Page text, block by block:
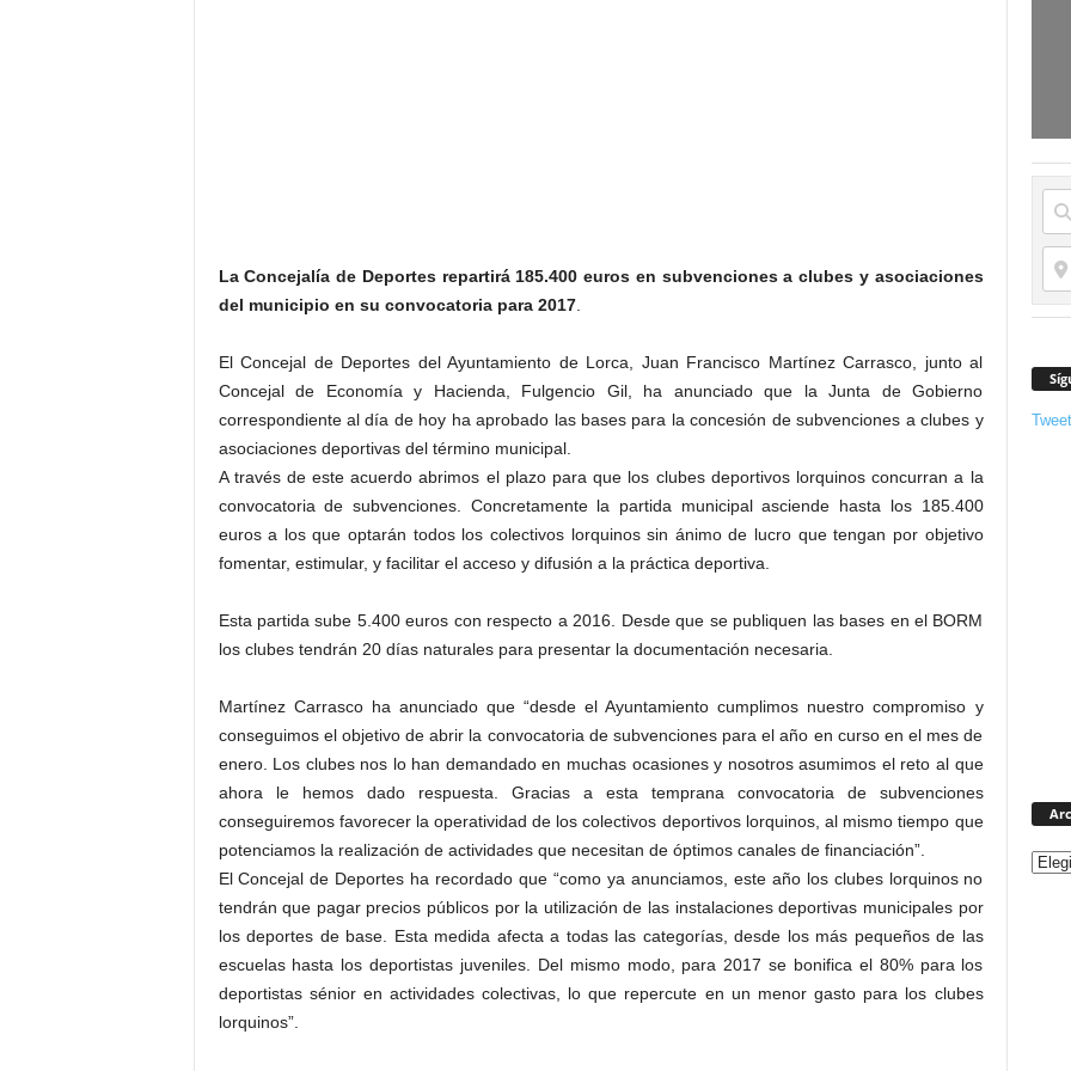
La Concejalía de Deportes repartirá 185.400 euros en subvenciones a clubes y asociaciones
del municipio en su convocatoria para 2017.
El Concejal de Deportes del Ayuntamiento de Lorca, Juan Francisco Martínez Carrasco, junto al
Concejal de Economía y Hacienda, Fulgencio Gil, ha anunciado que la Junta de Gobierno
correspondiente al día de hoy ha aprobado las bases para la concesión de subvenciones a clubes y
asociaciones deportivas del término municipal.
A través de este acuerdo abrimos el plazo para que los clubes deportivos lorquinos concurran a la
convocatoria de subvenciones. Concretamente la partida municipal asciende hasta los 185.400
euros a los que optarán todos los colectivos lorquinos sin ánimo de lucro que tengan por objetivo
fomentar, estimular, y facilitar el acceso y difusión a la práctica deportiva.
Esta partida sube 5.400 euros con respecto a 2016. Desde que se publiquen las bases en el BORM
los clubes tendrán 20 días naturales para presentar la documentación necesaria.
Martínez Carrasco ha anunciado que “desde el Ayuntamiento cumplimos nuestro compromiso y
conseguimos el objetivo de abrir la convocatoria de subvenciones para el año en curso en el mes de
enero. Los clubes nos lo han demandado en muchas ocasiones y nosotros asumimos el reto al que
ahora le hemos dado respuesta. Gracias a esta temprana convocatoria de subvenciones
conseguiremos favorecer la operatividad de los colectivos deportivos lorquinos, al mismo tiempo que
potenciamos la realización de actividades que necesitan de óptimos canales de financiación”.
El Concejal de Deportes ha recordado que “como ya anunciamos, este año los clubes lorquinos no
tendrán que pagar precios públicos por la utilización de las instalaciones deportivas municipales por
los deportes de base. Esta medida afecta a todas las categorías, desde los más pequeños de las
escuelas hasta los deportistas juveniles. Del mismo modo, para 2017 se bonifica el 80% para los
deportistas sénior en actividades colectivas, lo que repercute en un menor gasto para los clubes
lorquinos”.